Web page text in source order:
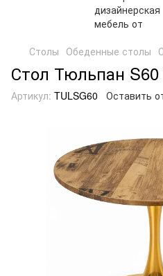
Столы Обеденные столы
Стол Тюльпан
Артикул: TULSG60 Оставить